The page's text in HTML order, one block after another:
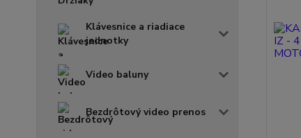
Klávesnice a riadiace
jednotky
Video baluny
Bezdrôtový video prenos